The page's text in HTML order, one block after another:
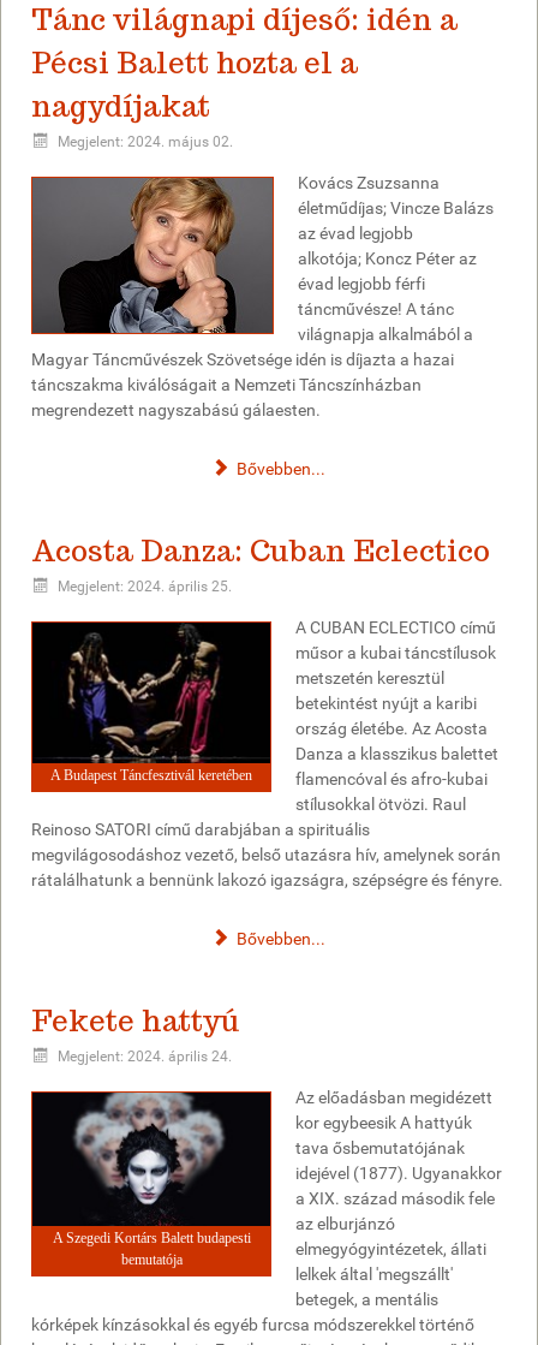
Tánc világnapi díjeső: idén a
Pécsi Balett hozta el a
nagydíjakat
Megjelent: 2024. május 02.
Kovács Zsuzsanna
életműdíjas; Vincze Balázs
az évad legjobb
alkotója; Koncz Péter az
évad legjobb férfi
táncművésze! A tánc
világnapja alkalmából a
Magyar Táncművészek Szövetsége idén is díjazta a hazai
táncszakma kiválóságait a Nemzeti Táncszínházban
megrendezett nagyszabású gálaesten.
Bővebben...
Acosta Danza: Cuban Eclectico
Megjelent: 2024. április 25.
A Budapest Táncfesztivál keretében
A CUBAN ECLECTICO című
műsor a kubai táncstílusok
metszetén keresztül
betekintést nyújt a karibi
ország életébe. Az Acosta
Danza a klasszikus balettet
flamencóval és afro-kubai
stílusokkal ötvözi. Raul
Reinoso SATORI című darabjában a spirituális
megvilágosodáshoz vezető, belső utazásra hív, amelynek során
rátalálhatunk a bennünk lakozó igazságra, szépségre és fényre.
Bővebben...
Fekete hattyú
Megjelent: 2024. április 24.
A Szegedi Kortárs Balett budapesti
bemutatója
Az előadásban megidézett
kor egybeesik A hattyúk
tava ősbemutatójának
idejével (1877). Ugyanakkor
a XIX. század második fele
az elburjánzó
elmegyógyintézetek, állati
lelkek által 'megszállt'
betegek, a mentális
kórképek kínzásokkal és egyéb furcsa módszerekkel történő